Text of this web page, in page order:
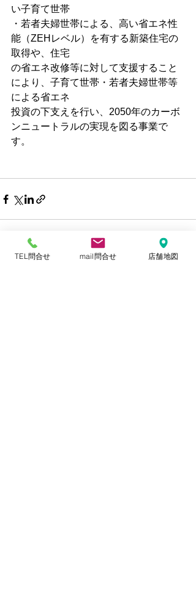
い子育て世帯
・若者夫婦世帯による、高い省エネ性
能（ZEHレベル）を有する新築住宅の
取得や、住宅
の省エネ改修等に対して支援すること
により、子育て世帯・若者夫婦世帯等
による省エネ
投資の下支えを行い、2050年のカーボ
ンニュートラルの実現を図る事業で
す。
TEL問合せ mail問合せ 店舗地図